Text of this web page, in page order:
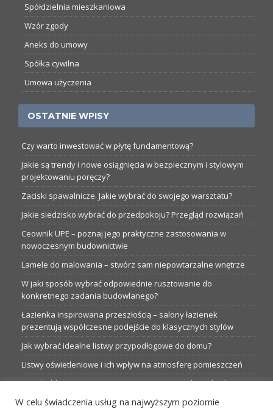
Spółdzielnia mieszkaniowa
Wzór zgody
Aneks do umowy
Spółka cywilna
Umowa użyczenia
OSTATNIE WPISY
Czy warto inwestować w płytę fundamentową?
Jakie są trendy i nowe osiągnięcia w bezpiecznym i stylowym
projektowaniu poręczy?
Zaciski spawalnicze. Jakie wybrać do swojego warsztatu?
Jakie siedzisko wybrać do przedpokoju? Przegląd rozwiązań
Ceownik UPE – poznaj jego praktyczne zastosowania w
nowoczesnym budownictwie
Lamele do malowania – stwórz sam niepowtarzalne wnętrze
W jaki sposób wybrać odpowiednie rusztowanie do
konkretnego zadania budowlanego?
Łazienka inspirowana przeszłością – salony łazienek
prezentują współczesne podejście do klasycznych stylów
Jak wybrać idealne listwy przypodłogowe do domu?
Listwy oświetleniowe i ich wpływ na atmosferę pomieszczeń
Garaże blaszane: Nieocenione magazyny podczas budowy
Profesjonalne hurtownie dla każdego budowlańca i instalatora
W celu świadczenia usług na najwyższym poziomie